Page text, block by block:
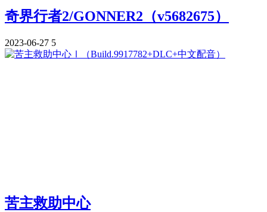
奇界行者2/GONNER2（v5682675）
2023-06-27 5
苦主救助中心